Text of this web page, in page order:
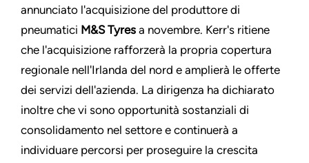
annunciato l'acquisizione del produttore di
pneumatici M&S Tyres a novembre. Kerr's ritiene
che l'acquisizione rafforzerà la propria copertura
regionale nell'Irlanda del nord e amplierà le offerte
dei servizi dell'azienda. La dirigenza ha dichiarato
inoltre che vi sono opportunità sostanziali di
consolidamento nel settore e continuerà a
individuare percorsi per proseguire la crescita